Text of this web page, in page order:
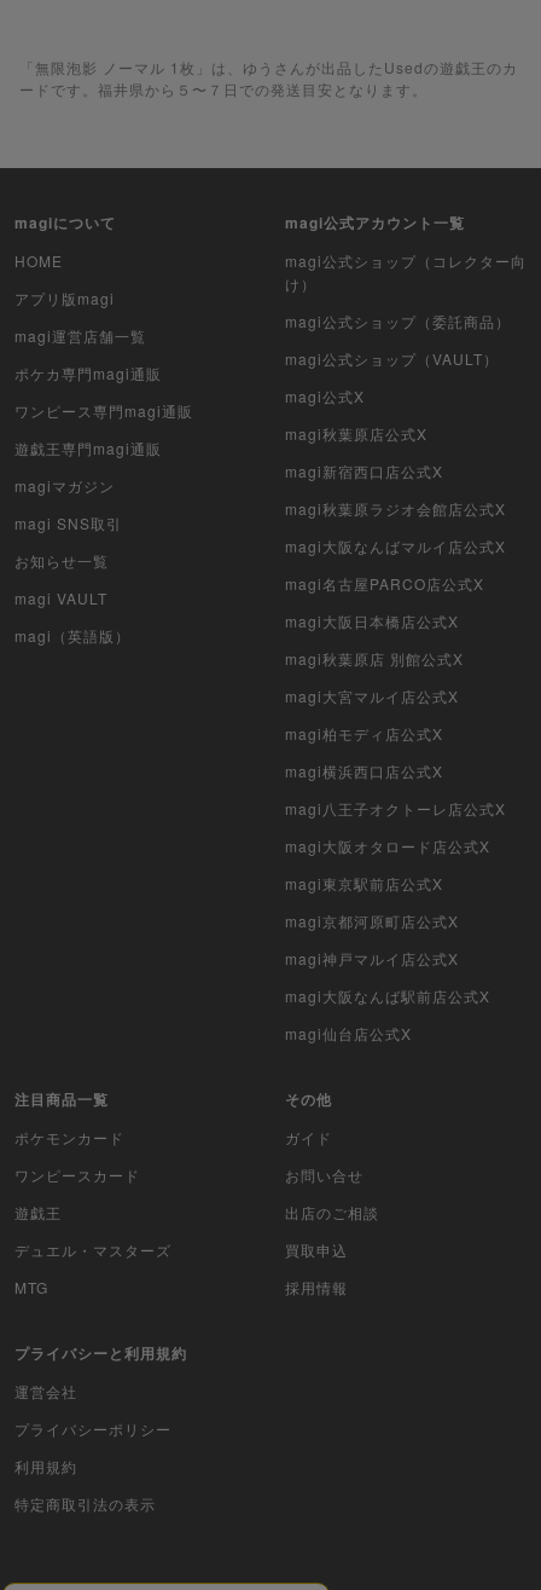
遊戯王ラッシュデュエル
遊戯王（未開封BOX）
ポケカ（未開封パック）
デュエル・マスターズ
マジック：ザ・ギャザリング
ヴァイスシュヴァルツ
クリプトスペルズ
マイクリプトヒーローズ
遊戯王初期
カードファイト!! ヴァンガード
WCCF
ムシキング
ドラゴンボールヒーローズ
バディファイト
Z/X（ゼクス）
スポーツ
アイカツ
アクエリアンエイジ
「無限泡影 ノーマル 1枚」は、ゆうさんが出品したUsedの遊戯王のカ
ードです。福井県から５〜７日での発送目安となります。
magiについて
HOME
アプリ版magi
magi運営店舗一覧
ポケカ専門magi通販
ワンピース専門magi通販
遊戯王専門magi通販
magiマガジン
magi SNS取引
お知らせ一覧
magi VAULT
magi（英語版）
magi公式アカウント一覧
magi公式ショップ（コレクター向
け）
magi公式ショップ（委託商品）
magi公式ショップ（VAULT）
magi公式X
magi秋葉原店公式X
magi新宿西口店公式X
magi秋葉原ラジオ会館店公式X
magi大阪なんばマルイ店公式X
magi名古屋PARCO店公式X
magi大阪日本橋店公式X
magi秋葉原店 別館公式X
magi大宮マルイ店公式X
magi柏モディ店公式X
magi横浜西口店公式X
magi八王子オクトーレ店公式X
magi大阪オタロード店公式X
magi東京駅前店公式X
magi京都河原町店公式X
magi神戸マルイ店公式X
magi大阪なんば駅前店公式X
magi仙台店公式X
注目商品一覧
ポケモンカード
ワンピースカード
遊戯王
デュエル・マスターズ
MTG
その他
ガイド
お問い合せ
出店のご相談
買取申込
採用情報
プライバシーと利用規約
運営会社
プライバシーポリシー
利用規約
特定商取引法の表示